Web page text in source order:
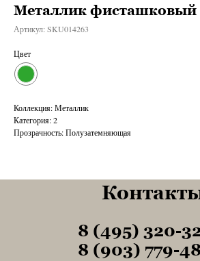
Металлик фисташковый
Артикул: SKU014263
Цвет
Коллекция: Металлик
Категория: 2
Прозрачность: Полузатемняющая
8 (495) 320-
8 (903) 779-
Tel1
Tel1